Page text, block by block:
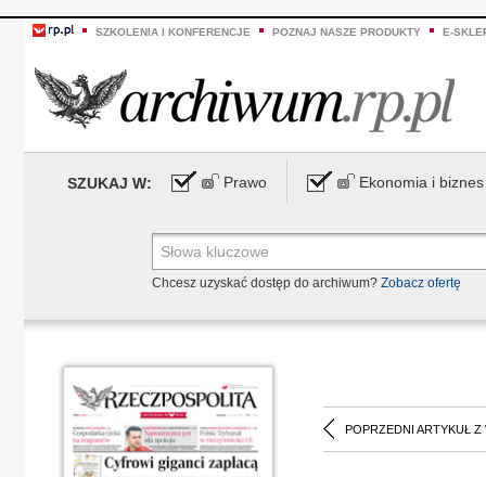
SZKOLENIA I KONFERENCJE POZNAJ NASZE PRODUKTY E-
SZUKAJ W: Prawo Ekonomia i biznes
Chcesz uzyskać dostęp do archiwum? Zobacz ofertę
POPRZEDNI ARTYKUŁ Z